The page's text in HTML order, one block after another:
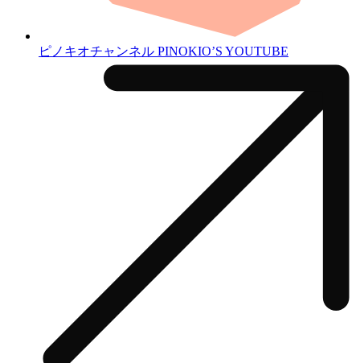
ピノキオチャンネル PINOKIO’S YOUTUBE